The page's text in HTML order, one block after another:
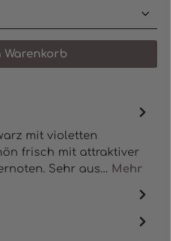
Gib den
Warenkorb
mit violetten
frisch mit attraktiver
Sehr aus… Mehr